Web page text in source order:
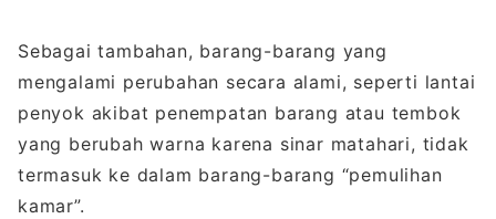
Sebagai tambahan, barang-barang yang
mengalami perubahan secara alami, seperti lantai
penyok akibat penempatan barang atau tembok
yang berubah warna karena sinar matahari, tidak
termasuk ke dalam barang-barang “pemulihan
kamar”.